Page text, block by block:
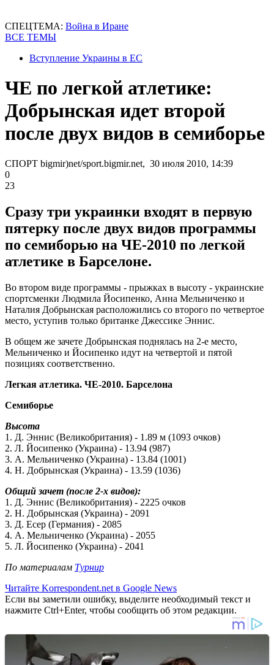
СПЕЦТЕМА: Война в Иране
ВСЕ ТЕМЫ
Вступление Украины в ЕС
ЧЕ по легкой атлетике:
Добрынская идет второй
после двух видов в семиборье
СПОРТ bigmir)net/sport.bigmir.net, 30 июля 2010, 14:39
0
23
Сразу три украинки входят в первую
пятерку после двух видов программы
по семиборью на ЧЕ-2010 по легкой
атлетике в Барселоне.
Во втором виде программы - прыжках в высоту - украинские
спортсменки Людмила Йосипенко, Анна Мельниченко и
Наталия Добрынская расположились со второго по четвертое
место, уступив только британке Джессике Эннис.
В общем же зачете Добрынская поднялась на 2-е место,
Мельниченко и Йосипенко идут на четвертой и пятой
позициях соответственно.
Легкая атлетика. ЧЕ-2010. Барселона
Семиборье
Высота
1. Д. Эннис (Великобритания) - 1.89 м (1093 очков)
2. Л. Йосипенко (Украина) - 13.94 (987)
3. А. Мельниченко (Украина) - 13.84 (1001)
4. Н. Добрынская (Украина) - 13.59 (1036)
Общий зачет (после 2-х видов):
1. Д. Эннис (Великобритания) - 2225 очков
2. Н. Добрынская (Украина) - 2091
3. Д. Есер (Германия) - 2085
4. А. Мельниченко (Украина) - 2055
5. Л. Йосипенко (Украина) - 2041
По материалам Турнир
Читайте Korrespondent.net в Google News
Если вы заметили ошибку, выделите необходимый текст и
нажмите Ctrl+Enter, чтобы сообщить об этом редакции.